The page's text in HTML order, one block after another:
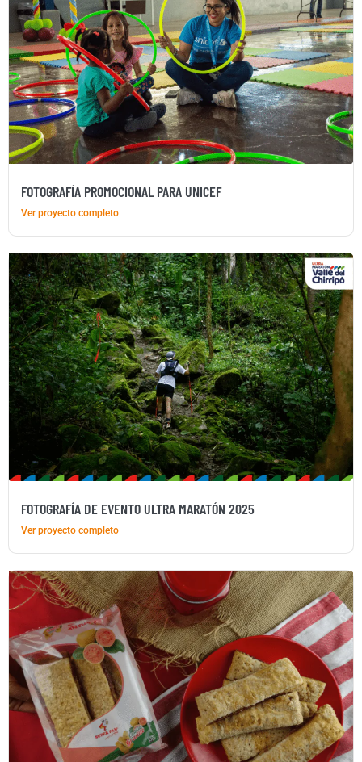
FOTOGRAFÍA PROMOCIONAL PARA UNICEF
Ver proyecto completo
FOTOGRAFÍA DE EVENTO ULTRA MARATÓN 2025
Ver proyecto completo